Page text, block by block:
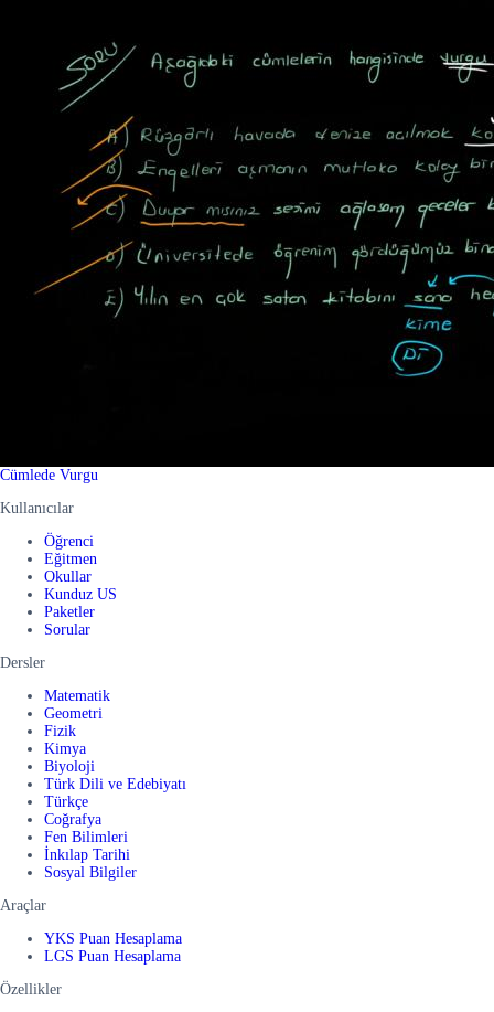
Cümlede Vurgu
Kullanıcılar
Öğrenci
Eğitmen
Okullar
Kunduz US
Paketler
Sorular
Dersler
Matematik
Geometri
Fizik
Kimya
Biyoloji
Türk Dili ve Edebiyatı
Türkçe
Coğrafya
Fen Bilimleri
İnkılap Tarihi
Sosyal Bilgiler
Araçlar
YKS Puan Hesaplama
LGS Puan Hesaplama
Özellikler